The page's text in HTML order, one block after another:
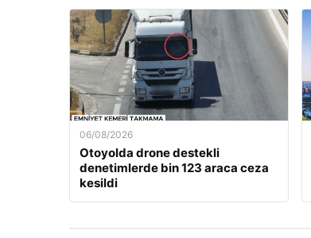
06/08/2026
Otoyolda drone destekli
denetimlerde bin 123 araca ceza
kesildi